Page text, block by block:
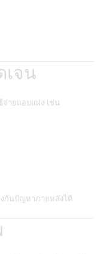
เจน
ายแอบแฝง เช่น
กันปัญหาภายหลังได้